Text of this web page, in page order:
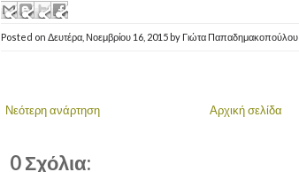
Posted on Δευτέρα, Νοεμβρίου 16, 2015 by Γιώτα Παπαδημακοπούλου
Νεότερη ανάρτηση Αρχική σελίδα
0 Σχόλια: